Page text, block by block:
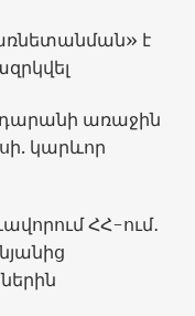
է
առաջին
կարևոր
ՀՀ-ում․